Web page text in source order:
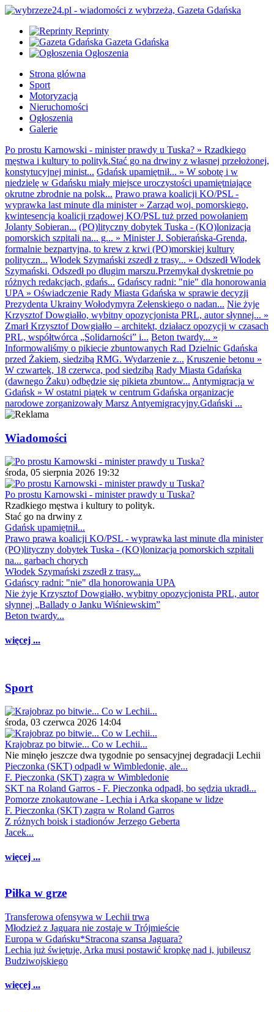
Reprinty
Gazeta Gdańska
Ogłoszenia
Strona główna
Sport
Motoryzacja
Nieruchomości
Ogłoszenia
Galerie
Po prostu Karnowski - minister prawdy u Tuska? » Rzadkiego
męstwa i kultury to polityk.Stać go na drwiny z własnej przełożonej,
konstytucyjnej minist... Gdańsk upamiętnił... » W sobotę i w
niedzielę w Gdańsku miały miejsce uroczystości upamiętniające
okrutne zbrodnie na polsk... Prawo prawa koalicji KO/PSL -
wyprawka last minute dla minister» Zarząd woj. pomorskiego,
kwintesencja koalicji rządowej KO/PSL tuż przed powołaniem
Jolanty Sobieran... (PO)lityczny dobytek Tuska - (KO)lonizacja
pomorskich szpitali na... g... » Minister J. Sobierańska-Grenda,
formalnie bezpartyjna, to krew z krwi (PO)morskiej kultury
polityczn... Włodek Szymański zszedł z trasy... » Odszedł Włodek
Szymański. Odszedł po długim marszu.Przemykał dyskretnie po
różnych redakcjach, gdańs... Gdańscy radni: "nie" dla honorowania
UPA » Oświadczenie Rady Miasta Gdańska w sprawie decyzji
Prezydenta Ukrainy Wołodymyra Zełenskiego o nadan... Nie żyje
Krzysztof Dowgiałło, wybitny opozycjonista PRL, autor słynnej... »
Zmarł Krzysztof Dowgiałło – architekt, działacz opozycji w czasach
PRL, współtwórca „Solidarności” i... Beton twardy... »
Informowaliśmy o pikiecie zbuntowanych Rad Dzielnic Gdańska
przed Żakiem, siedzibą RMG. Wydarzenie z... Kruszenie betonu »
W czwartek, 18 czerwca, pod siedzibą Rady Miasta Gdańska
(dawnego Żaku) odbędzie się pikieta zbuntow... Antymigracja w
Gdańsk » W ostatni piątek w centrum Gdańska organizacje
narodowe zorganizowały Marsz Antyemigracyjny.Gdański ...
Wiadomości
środa, 05 sierpnia 2026 19:32
Po prostu Karnowski - minister prawdy u Tuska?
Rzadkiego męstwa i kultury to polityk.
Stać go na drwiny z
Gdańsk upamiętnił...
Prawo prawa koalicji KO/PSL - wyprawka last minute dla minister
(PO)lityczny dobytek Tuska - (KO)lonizacja pomorskich szpitali
na... garbach chorych
Włodek Szymański zszedł z trasy...
Gdańscy radni: "nie" dla honorowania UPA
Nie żyje Krzysztof Dowgiałło, wybitny opozycjonista PRL, autor
słynnej „Ballady o Janku Wiśniewskim”
Beton twardy...
więcej ...
Sport
środa, 03 czerwca 2026 14:04
Krajobraz po bitwie... Co w Lechii...
Nie minęło jeszcze dwa tygodnie po sensacyjnej degradacji Lechii
Pieczonka (SKT) odpadł w Wimbledonie, ale...
F. Pieczonka (SKT) zagra w Wimbledonie
SKT na Roland Garros - F. Pieczonka odpadł, bo sędzia ukradł...
Pomorze znokautowane - Lechia i Arka skopane w lidze
F. Pieczonka (SKT) zagra w Roland Garros
Z różnych boisk i stadionów Jerzego Geberta
Jacek...
więcej ...
Piłka w grze
Transferowa ofensywa w Lechii trwa
Młodzież z Jaguara nie zostaje w Trójmieście
Europa w Gdańsku*Stracona szansa Jaguara?
Lechia już świętuje, Arka musi postawić kropkę nad i, jubileusz
Budziwojskiego
więcej ...